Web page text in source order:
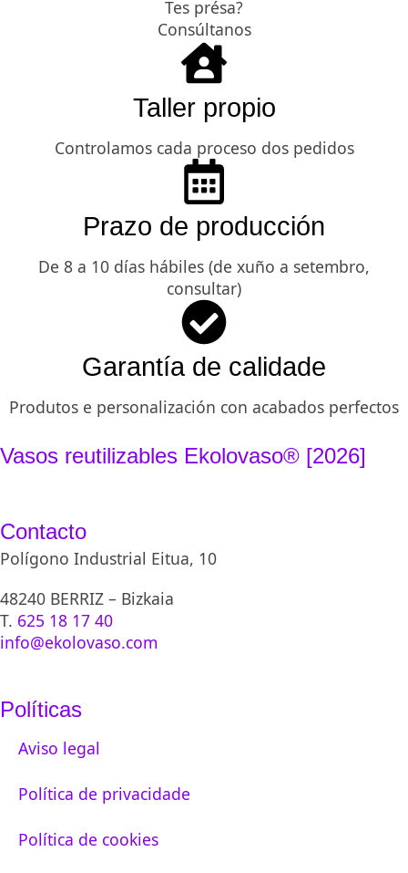
Tes présa?
Consúltanos
Taller propio
Controlamos cada proceso dos pedidos
Prazo de producción
De 8 a 10 días hábiles (de xuño a setembro,
consultar)
Garantía de calidade
Produtos e personalización con acabados perfectos
Vasos reutilizables Ekolovaso® [2026]
Contacto
Polígono Industrial Eitua, 10
48240 BERRIZ – Bizkaia
T. 625 18 17 40
info@ekolovaso.com
Políticas
Aviso legal
Política de privacidade
Política de cookies